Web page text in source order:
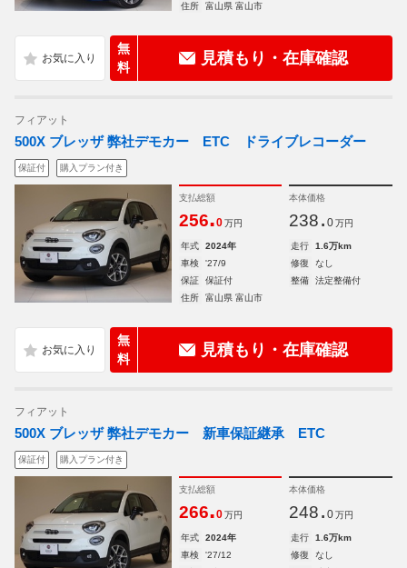
住所
富山県 富山市
無
料
見積もり・在庫確認
フィアット
500X ブレッザ 弊社デモカー ETC ドライブレコーダー
保証付 購入プラン付き
支払総額
256.0 万円
本体価格
238. 0 万円
年式 2024年 走行
1.6万km
車検
'27/9 修復
なし
保証
保証付 整備
法定整備付
住所
富山県 富山市
無
料
見積もり・在庫確認
フィアット
500X ブレッザ 弊社デモカー 新車保証継承 ETC
保証付 購入プラン付き
支払総額
266.0 万円
本体価格
248. 0 万円
年式 2024年 走行
1.6万km
車検
'27/12 修復
なし